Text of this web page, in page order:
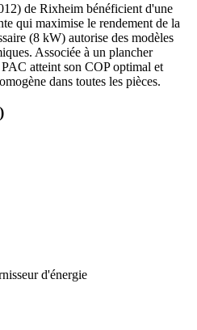
de Rixheim bénéficient d'une
qui maximise le rendement de la
(8 kW) autorise des modèles
Associée à un plancher
atteint son COP optimal et
dans toutes les pièces.
)
d'énergie